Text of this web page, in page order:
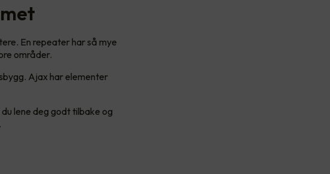
En repeater har så mye
områder.
Ajax har elementer
lene deg godt tilbake og